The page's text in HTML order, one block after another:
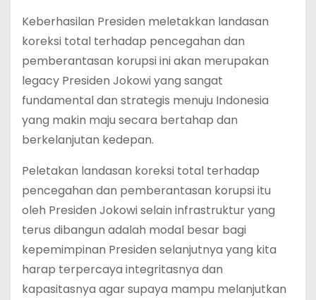
Keberhasilan Presiden meletakkan landasan
koreksi total terhadap pencegahan dan
pemberantasan korupsi ini akan merupakan
legacy Presiden Jokowi yang sangat
fundamental dan strategis menuju Indonesia
yang makin maju secara bertahap dan
berkelanjutan kedepan.
Peletakan landasan koreksi total terhadap
pencegahan dan pemberantasan korupsi itu
oleh Presiden Jokowi selain infrastruktur yang
terus dibangun adalah modal besar bagi
kepemimpinan Presiden selanjutnya yang kita
harap terpercaya integritasnya dan
kapasitasnya agar supaya mampu melanjutkan